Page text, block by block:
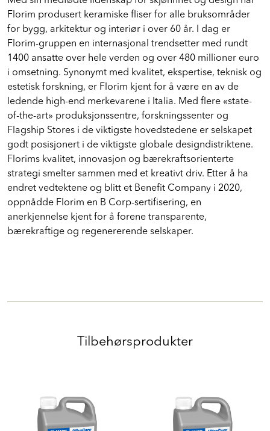
Florim produsert keramiske fliser for alle bruksområder
for bygg, arkitektur og interiør i over 60 år. I dag er
Florim-gruppen en internasjonal trendsetter med rundt
1400 ansatte over hele verden og over 480 millioner euro
i omsetning. Synonymt med kvalitet, ekspertise, teknisk og
estetisk forskning, er Florim kjent for å være en av de
ledende high-end merkevarene i Italia. Med flere «state-
of-the-art» produksjonssentre, forskningssenter og
Flagship Stores i de viktigste hovedstedene er selskapet
godt posisjonert i de viktigste globale designdistriktene.
Florims kvalitet, innovasjon og bærekraftsorienterte
strategi smelter sammen med et kreativt driv. Etter å ha
endret vedtektene og blitt et Benefit Company i 2020,
oppnådde Florim en B Corp-sertifisering, en
anerkjennelse kjent for å forene transparente,
bærekraftige og regenererende selskaper.
Tilbehørsprodukter